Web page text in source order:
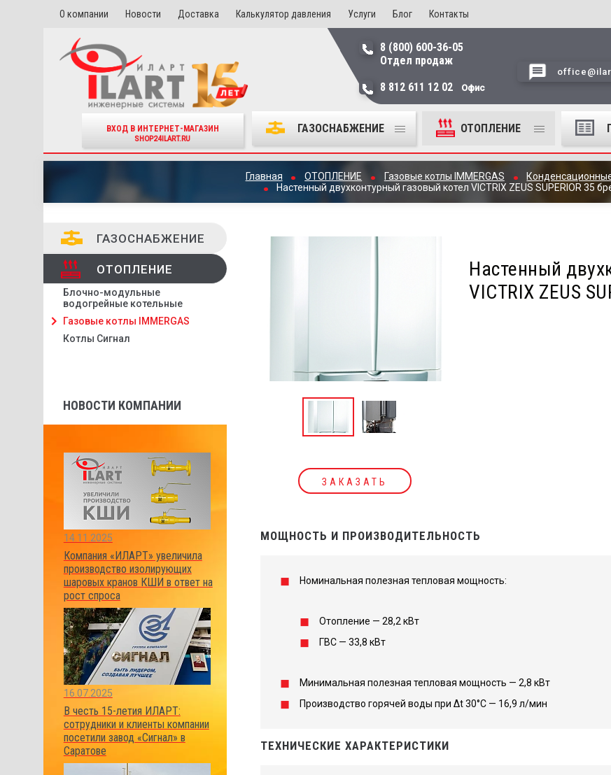
О компании Новости Доставка Калькулятор давления Услуги Блог Контакты
ВХОД В ИНТЕРНЕТ-МАГАЗИН
SHOP24ILART.RU
8 (800) 600-36-05
Отдел продаж
8 812 611 12 02
Офис
ГАЗОСНАБЖЕНИЕ ОТОПЛЕНИЕ
Главная ОТОПЛЕНИЕ Газовые котлы IMMERGAS
Настенный двухконтурный газовый котел VICTRIX ZEUS SUPERIOR 35
ГАЗОСНАБЖЕНИЕ
ОТОПЛЕНИЕ
Блочно-модульные
водогрейные котельные
Газовые котлы IMMERGAS
Котлы Сигнал
НОВОСТИ КОМПАНИИ
14.11.2025
Компания «ИЛАРТ» увеличила
производство изолирующих
шаровых кранов КШИ в ответ на
рост спроса
16.07.2025
В честь 15-летия ИЛАРТ:
сотрудники и клиенты компании
посетили завод «Сигнал» в
Саратове
ЗАКАЗАТЬ
Настенный
VICTRIX ZEUS
МОЩНОСТЬ И ПРОИЗВОДИТЕЛЬНОСТЬ
Номинальная полезная тепловая мощность:
Отопление — 28,2 кВт
ГВС — 33,8 кВт
Минимальная полезная тепловая мощность — 2,8 кВт
Производство горячей воды при Δt 30°C — 16,9 л/мин
ТЕХНИЧЕСКИЕ ХАРАКТЕРИСТИКИ